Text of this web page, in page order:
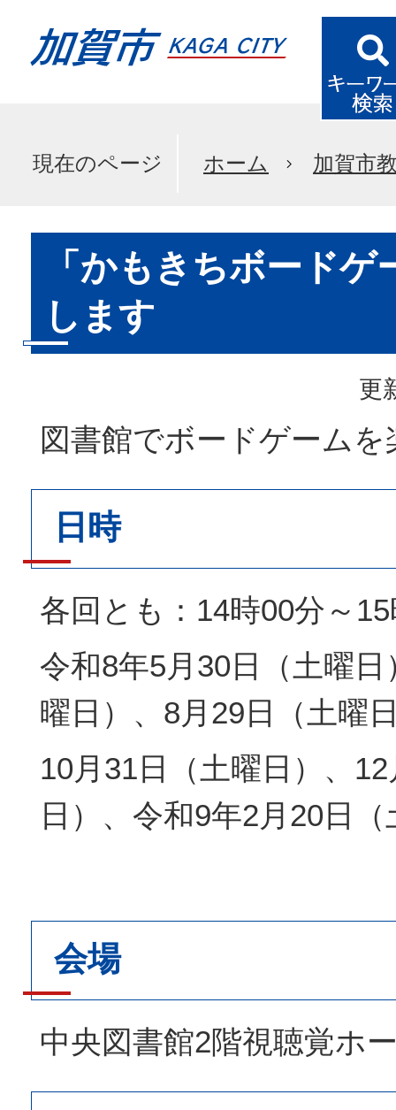
現在のページ ホーム 加賀市
「かもきちボードゲ
します
更
図書館でボードゲーム
日時
各回とも：14時00分～
令和8年5月30日（土曜
曜日）、8月29日（土曜
10月31日（土曜日）、
日）、令和9年2月20日
会場
中央図書館2階視聴覚ホ